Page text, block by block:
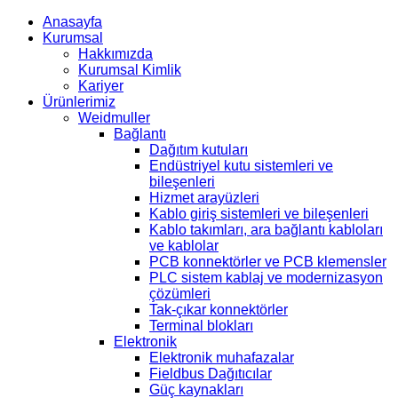
Anasayfa
Kurumsal
Hakkımızda
Kurumsal Kimlik
Kariyer
Ürünlerimiz
Weidmuller
Bağlantı
Dağıtım kutuları
Endüstriyel kutu sistemleri ve
bileşenleri
Hizmet arayüzleri
Kablo giriş sistemleri ve bileşenleri
Kablo takımları, ara bağlantı kabloları
ve kablolar
PCB konnektörler ve PCB klemensler
PLC sistem kablaj ve modernizasyon
çözümleri
Tak-çıkar konnektörler
Terminal blokları
Elektronik
Elektronik muhafazalar
Fieldbus Dağıtıcılar
Güç kaynakları